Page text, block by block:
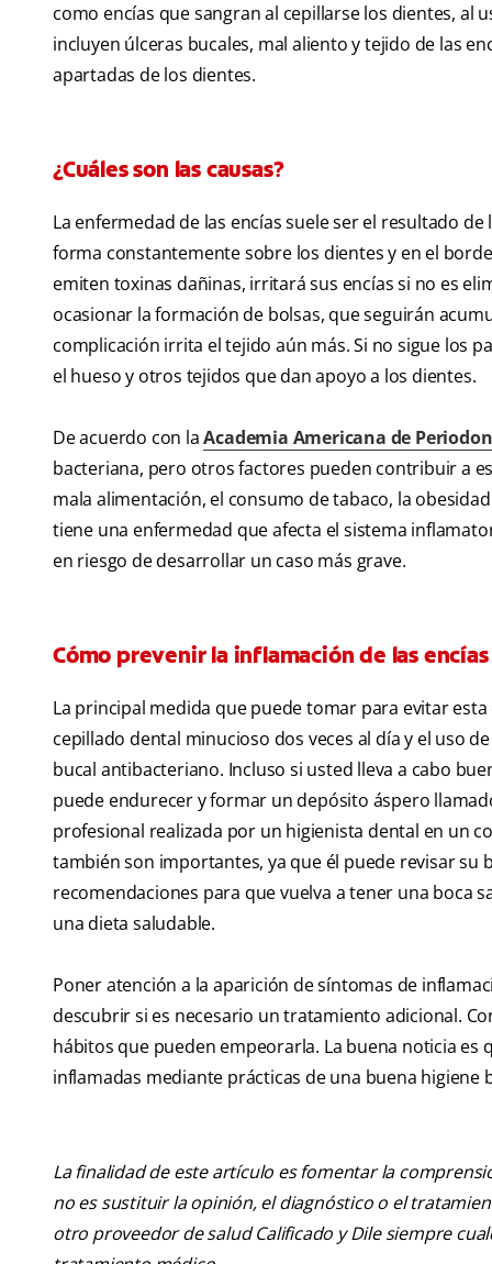
como encías que sangran al cepillarse los dientes,
incluyen úlceras bucales, mal aliento y tejido de las
apartadas de los dientes.
¿Cuáles son las causas?
La enfermedad de las encías suele ser el resultado
forma constantemente sobre los dientes y en el
emiten toxinas dañinas, irritará sus encías si no es
ocasionar la formación de bolsas, que seguirán
complicación irrita el tejido aún más. Si no sigue los
el hueso y otros tejidos que dan apoyo a los dientes.
De acuerdo con laAcademia Americana de
bacteriana, pero otros factores pueden contribuir a
mala alimentación, el consumo de tabaco, la
tiene una enfermedad que afecta el sistema
en riesgo de desarrollar un caso más grave.
Cómo prevenir la inflamación de las encías
La principal medida que puede tomar para evitar
cepillado dental minucioso dos veces al día y el uso
bucal antibacteriano. Incluso si usted lleva a cabo
puede endurecer y formar un depósito áspero
profesional realizada por un higienista dental en un
también son importantes, ya que él puede revisar su
recomendaciones para que vuelva a tener una boca
una dieta saludable.
Poner atención a la aparición de síntomas de
descubrir si es necesario un tratamiento adicional.
hábitos que pueden empeorarla. La buena noticia es
inflamadas mediante prácticas de una buena higiene
La finalidad de este artículo es fomentar la
no es sustituir la opinión, el diagnóstico o el
otro proveedor de salud Calificado y Dile siempre